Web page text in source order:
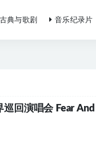
古典与歌剧 音乐纪录片
巡回演唱会 Fear